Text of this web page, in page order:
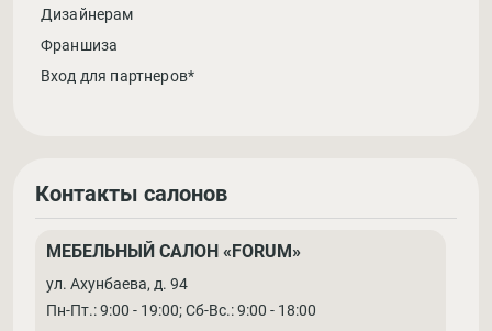
Дизайнерам
Франшиза
Вход для партнеров*
Контакты салонов
МЕБЕЛЬНЫЙ САЛОН «FORUM»
ул. Ахунбаева, д. 94
Пн-Пт.: 9:00 - 19:00; Cб-Вс.: 9:00 - 18:00